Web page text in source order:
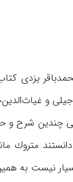
یزدی
و
شرح و
نیست به